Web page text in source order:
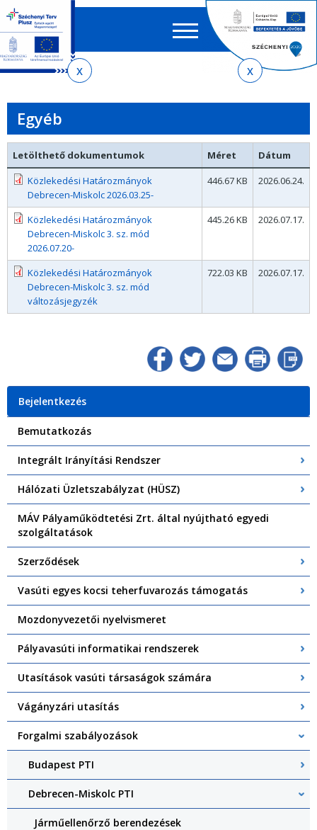
almenühöz
tartalomra
oldaltérképre
EN HU
űrlap
Egyéb
Letölthető dokumentumok Méret
Dátum
Közlekedési Határozmányok
Debrecen-Miskolc 2026.03.25-
446.67 KB 2026.06.24.
Közlekedési Határozmányok
Debrecen-Miskolc 3. sz. mód
2026.07.20-
445.26 KB 2026.07.17.
Közlekedési Határozmányok
Debrecen-Miskolc 3. sz. mód
változásjegyzék
722.03 KB 2026.07.17.
Bejelentkezés
Bemutatkozás
Integrált Irányítási Rendszer
Hálózati Üzletszabályzat (HÜSZ)
MÁV Pályaműködtetési Zrt. által nyújtható egyedi
szolgáltatások
Szerződések
Vasúti egyes kocsi teherfuvarozás támogatás
Mozdonyvezetői nyelvismeret
Pályavasúti informatikai rendszerek
Utasítások vasúti társaságok számára
Vágányzári utasítás
Forgalmi szabályozások
Budapest PTI
Debrecen-Miskolc PTI
Járműellenőrző berendezések